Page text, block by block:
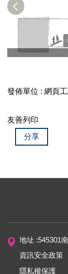
發佈單位 : 網頁
友善列印
分享
地址 :545301
資訊安全政策
隱私權保護